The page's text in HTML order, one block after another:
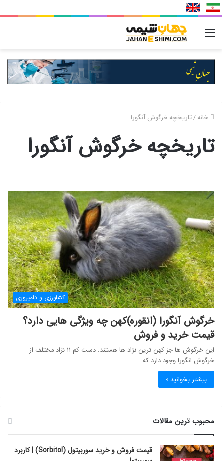
خانه/تاریخچه خرگوش آنگورا
تاریخچه خرگوش آنگورا
کشاورزی و دامپروری
خرگوش آنگورا (انقوره)کهن چه ویژگی هایی دارد؟
قیمت خرید و فروش
این خرگوش ها جز کهن ترین نژاد ها هستند. دست کم ۱۱ نژاد مختلف از
خرگوش انگورا وجود دارد که…
بیشتر بخوانید »
محبوب ترین مقالات
قیمت فروش و خرید سوربیتول (Sorbitol) | کاربرد